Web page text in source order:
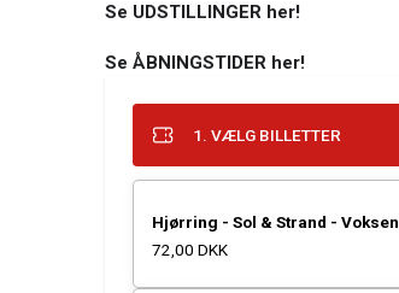
Se UDSTILLINGER her!
Se ÅBNINGSTIDER her!
1. VÆLG BILLETTER
Hjørring - Sol & Strand - Voksen
72,00 DKK